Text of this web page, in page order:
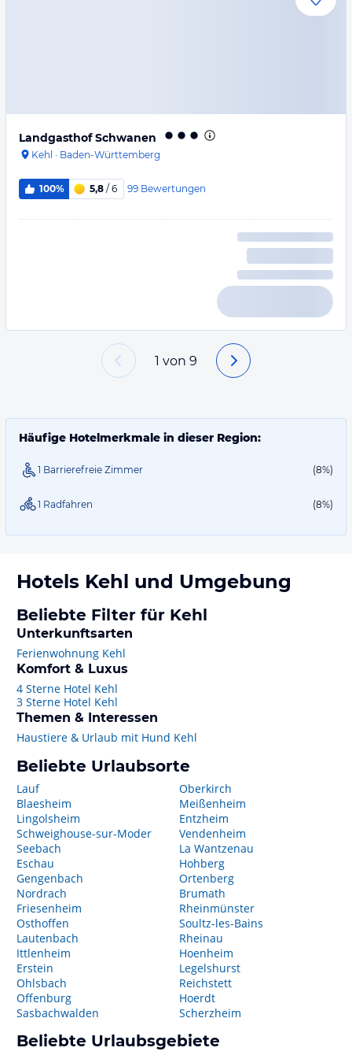
Landgasthof Schwanen
Kehl · Baden-Württemberg
100% 5,8 / 6 99 Bewertungen
1 von 9
Häufige Hotelmerkmale in dieser Region:
1 Barrierefreie Zimmer (8%)
1 Radfahren (8%)
Hotels Kehl und Umgebung
Beliebte Filter für Kehl
Unterkunftsarten
Ferienwohnung Kehl
Komfort & Luxus
4 Sterne Hotel Kehl
3 Sterne Hotel Kehl
Themen & Interessen
Haustiere & Urlaub mit Hund Kehl
Beliebte Urlaubsorte
Lauf
Blaesheim
Lingolsheim
Schweighouse-sur-Moder
Seebach
Eschau
Gengenbach
Nordrach
Friesenheim
Osthoffen
Lautenbach
Ittlenheim
Erstein
Ohlsbach
Offenburg
Sasbachwalden
Oberkirch
Meißenheim
Entzheim
Vendenheim
La Wantzenau
Hohberg
Ortenberg
Brumath
Rheinmünster
Soultz-les-Bains
Rheinau
Hoenheim
Legelshurst
Reichstett
Hoerdt
Scherzheim
Beliebte Urlaubsgebiete